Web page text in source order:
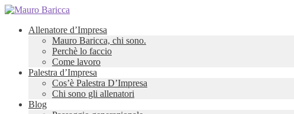
Allenatore d’Impresa
Mauro Baricca, chi sono.
Perchè lo faccio
Come lavoro
Palestra d’Impresa
Cos’è Palestra D’Impresa
Chi sono gli allenatori
Blog